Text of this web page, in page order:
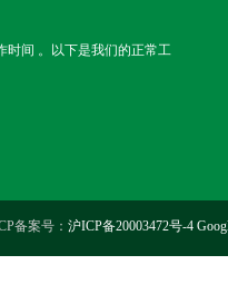
时间 。以下是我们的正常工
备案号： 沪ICP备20003472号-4